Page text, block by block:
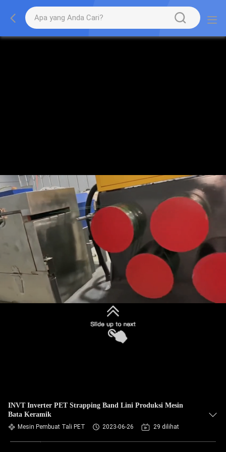
INVT Inverter PET Strapping Band Lini Produksi Mesin
Bata Keramik
Mesin Pembuat Tali PET 2023-06-26 29 dilihat